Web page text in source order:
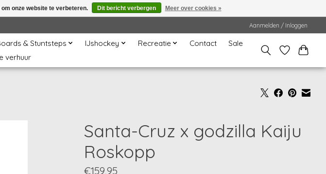
Aanmelden / Inloggen
& Stuntsteps IJshockey Recreatie Contact
Sale
verhuur
Santa-Cruz x godzilla Kaiju
Roskopp
€159,95
onze website te verbeteren. Dit bericht verbergen Meer over cookies »